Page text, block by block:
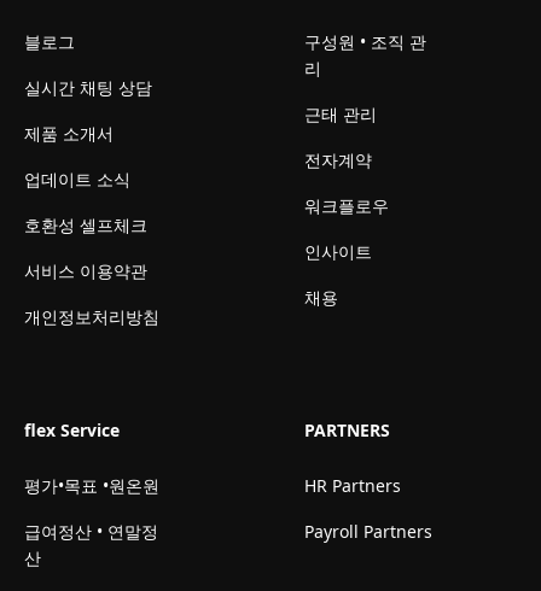
블로그
실시간 채팅 상담
제품 소개서
업데이트 소식
호환성 셀프체크
서비스 이용약관
개인정보처리방침
구성원 • 조직 관
리
근태 관리
전자계약
워크플로우
인사이트
채용
flex Service
평가•목표 •원온원
급여정산 • 연말정
산
PARTNERS
HR Partners
Payroll Partners